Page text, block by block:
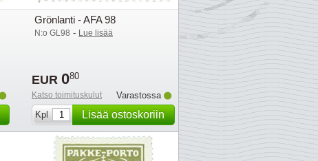
Grönlanti - AFA 98
N:o GL98 - Lue lisää
EUR 080
Katso toimituskulut
Varastossa
Kpl
Lisää ostoskoriin